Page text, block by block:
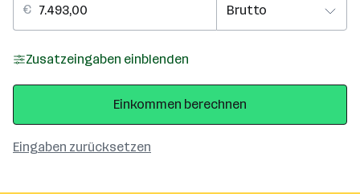
Zusatzeingaben einblenden
Eingaben zurücksetzen
Einkommen berechnen